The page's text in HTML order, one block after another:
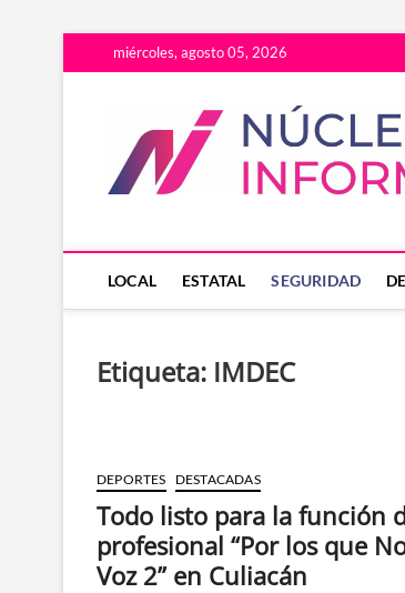
al
miércoles, agosto 05, 2026
LOCAL ESTATAL SEGURIDAD
Etiqueta: IMDEC
DEPORTES DESTACADAS
Todo listo para la función
profesional “Por los que
Voz 2” en Culiacán